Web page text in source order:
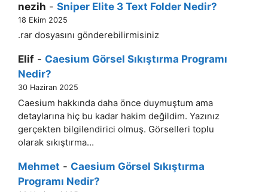
nezih - Sniper Elite 3 Text Folder Nedir?
18 Ekim 2025
.rar dosyasını gönderebilirmisiniz
Elif - Caesium Görsel Sıkıştırma Programı
Nedir?
30 Haziran 2025
Caesium hakkında daha önce duymuştum ama
detaylarına hiç bu kadar hakim değildim. Yazınız
gerçekten bilgilendirici olmuş. Görselleri toplu
olarak sıkıştırma…
Mehmet - Caesium Görsel Sıkıştırma
Programı Nedir?